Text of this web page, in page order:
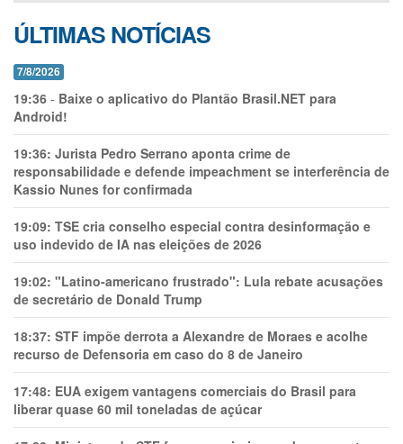
ÚLTIMAS NOTÍCIAS
7/8/2026
19:36 - Baixe o aplicativo do Plantão Brasil.NET para
Android!
19:36: Jurista Pedro Serrano aponta crime de
responsabilidade e defende impeachment se interferência de
Kassio Nunes for confirmada
19:09: TSE cria conselho especial contra desinformação e
uso indevido de IA nas eleições de 2026
19:02: "Latino-americano frustrado": Lula rebate acusações
de secretário de Donald Trump
18:37: STF impõe derrota a Alexandre de Moraes e acolhe
recurso de Defensoria em caso do 8 de Janeiro
17:48: EUA exigem vantagens comerciais do Brasil para
liberar quase 60 mil toneladas de açúcar